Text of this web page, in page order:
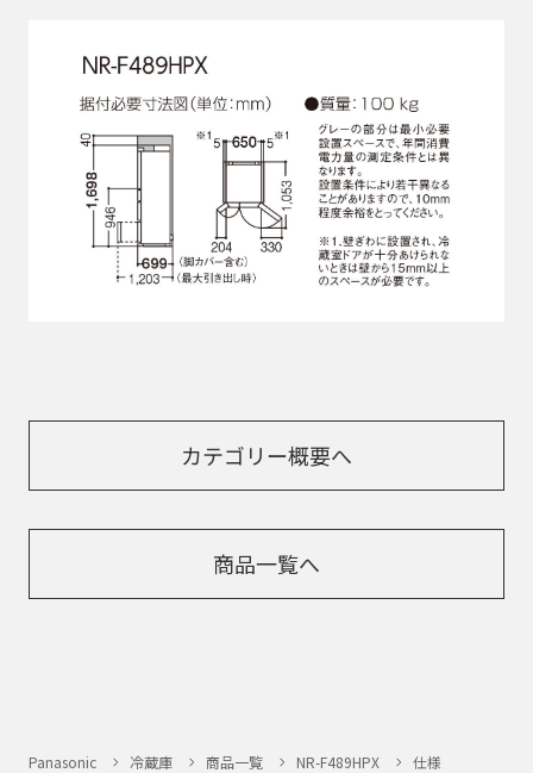
カテゴリー概要へ
商品一覧へ
Panasonic 冷蔵庫 商品一覧 NR-F489HPX 仕様